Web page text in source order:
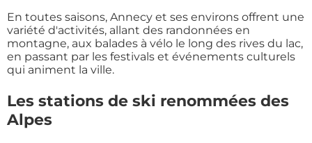
En toutes saisons, Annecy et ses environs offrent une
variété d'activités, allant des randonnées en
montagne, aux balades à vélo le long des rives du lac,
en passant par les festivals et événements culturels
qui animent la ville.
Les stations de ski renommées des
Alpes